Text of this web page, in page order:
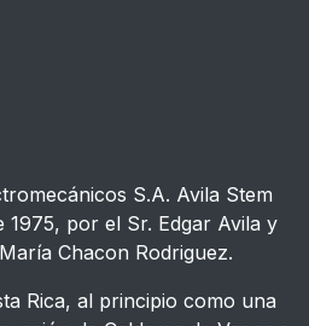
S.A. Avila Stem
por el Sr. Edgar Avila y
Chacon Rodriguez.
Rica, al principio como una